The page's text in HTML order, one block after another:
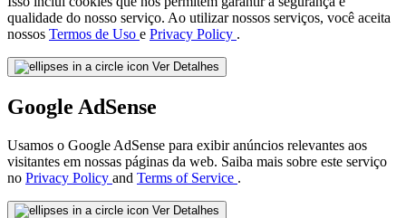
qualidade do nosso serviço. Ao utilizar nossos serviços, você aceita
nossos Termos de Uso e Privacy Policy .
Ver Detalhes
Google AdSense
Usamos o Google AdSense para exibir anúncios relevantes aos
visitantes em nossas páginas da web. Saiba mais sobre este serviço
no Privacy Policy and Terms of Service .
Ver Detalhes